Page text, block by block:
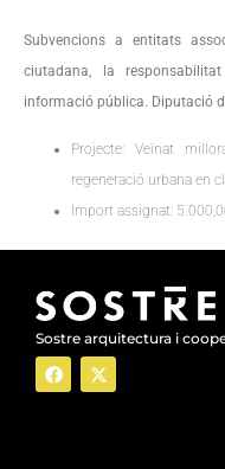
Subvencions a entitats
ciutadana, la
informació pública. Diputació
Projecte: Veïnat
regeneració urbana en
Import assignat:
Sostre arquitectura i